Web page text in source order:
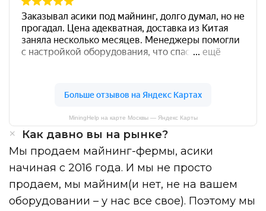
MiningHelp на карте Москвы — Яндекс Карты
Как давно вы на рынке?
Мы продаем майнинг-фермы, асики
начиная с 2016 года. И мы не просто
продаем, мы майним(и нет, не на вашем
оборудовании – у нас все свое). Поэтому мы